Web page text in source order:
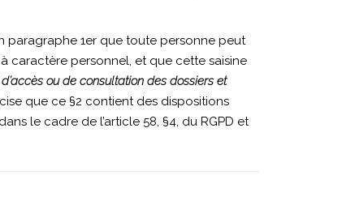
paragraphe 1er que toute personne peut
caractère personnel, et que cette saisine
ou de consultation des dossiers et
que ce §2 contient des dispositions
le cadre de l’article 58, §4, du RGPD et